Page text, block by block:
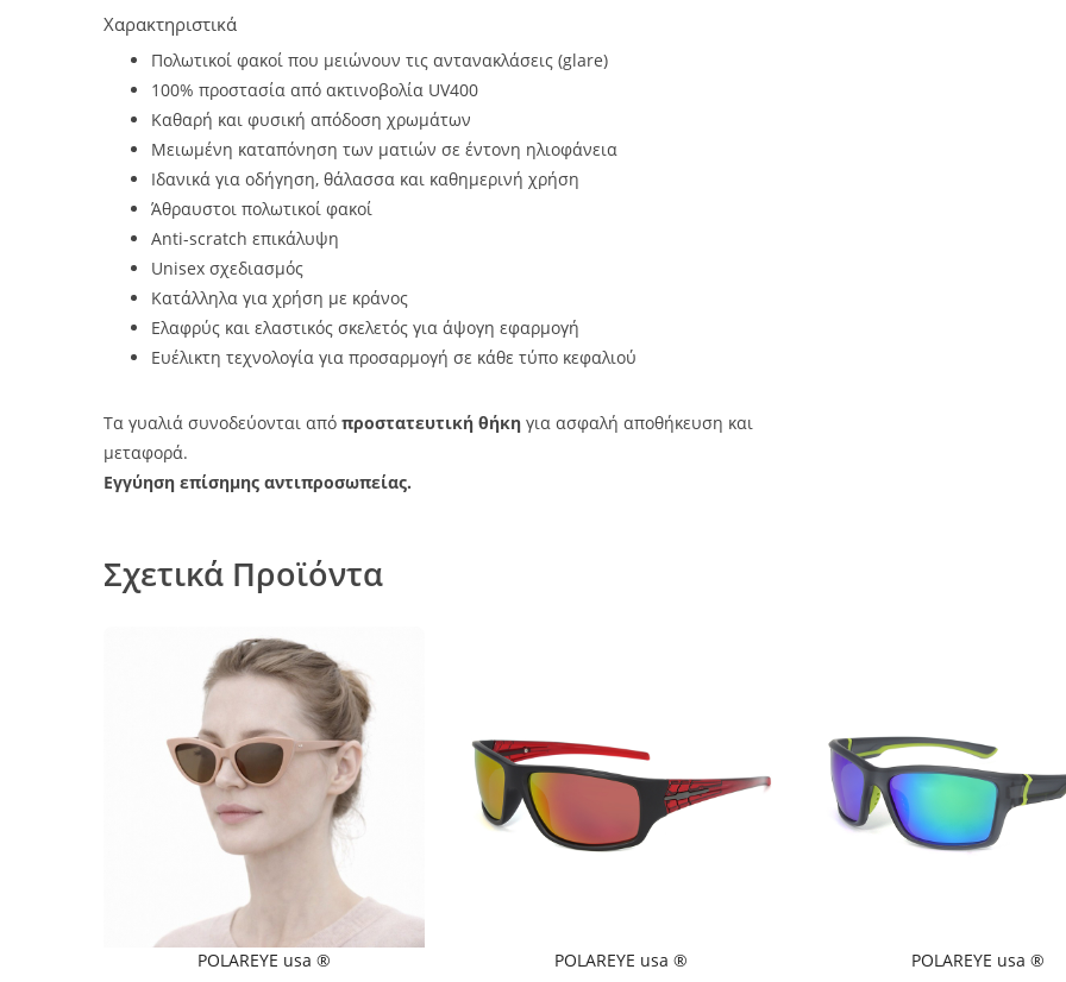
Χαρακτηριστικά
Πολωτικοί φακοί που μειώνουν τις αντανακλάσεις (glare)
100% προστασία από ακτινοβολία UV400
Καθαρή και φυσική απόδοση χρωμάτων
Μειωμένη καταπόνηση των ματιών σε έντονη ηλιοφάνεια
Ιδανικά για οδήγηση, θάλασσα και καθημερινή χρήση
Άθραυστοι πολωτικοί φακοί
Anti-scratch επικάλυψη
Unisex σχεδιασμός
Κατάλληλα για χρήση με κράνος
Ελαφρύς και ελαστικός σκελετός για άψογη εφαρμογή
Ευέλικτη τεχνολογία για προσαρμογή σε κάθε τύπο κεφαλιού
Τα γυαλιά συνοδεύονται από προστατευτική θήκη για ασφαλή αποθήκευση και
μεταφορά.
Εγγύηση επίσημης αντιπροσωπείας.
Σχετικά Προϊόντα
POLAREYE usa ®
POLAREYE usa ®
POLAREYE usa ®